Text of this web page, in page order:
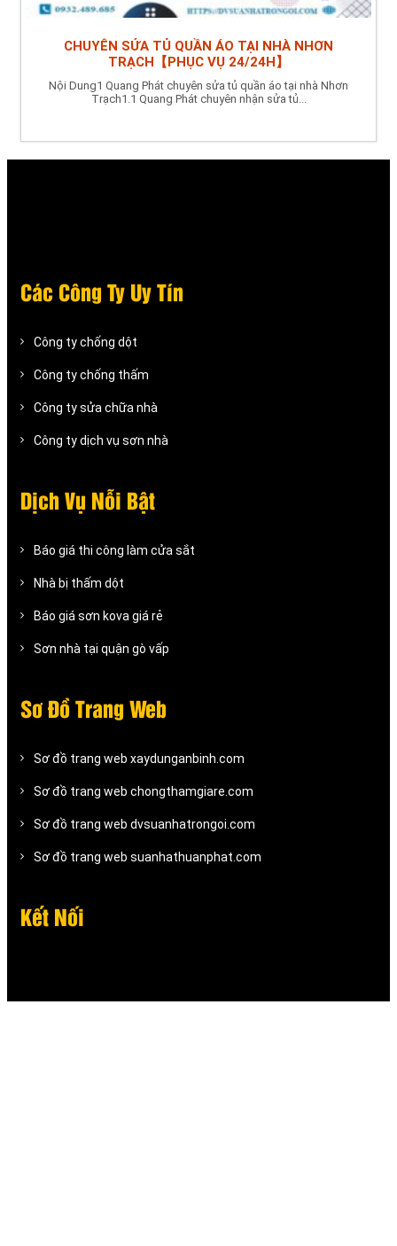
CHUYÊN SỬA TỦ QUẦN ÁO TẠI NHÀ NHƠN
TRẠCH【PHỤC VỤ 24/24H】
Nội Dung1 Quang Phát chuyên sửa tủ quần áo tại nhà Nhơn
Trạch1.1 Quang Phát chuyên nhận sửa tủ...
Các Công Ty Uy Tín
Công ty chống dột
Công ty chống thấm
Công ty sửa chữa nhà
Công ty dịch vụ sơn nhà
Dịch Vụ Nỗi Bật
Báo giá thi công làm cửa sắt
Nhà bị thấm dột
Báo giá sơn kova giá rẻ
Sơn nhà tại quận gò vấp
Sơ Đồ Trang Web
Sơ đồ trang web xaydunganbinh.com
Sơ đồ trang web chongthamgiare.com
Sơ đồ trang web dvsuanhatrongoi.com
Sơ đồ trang web suanhathuanphat.com
Kết Nối